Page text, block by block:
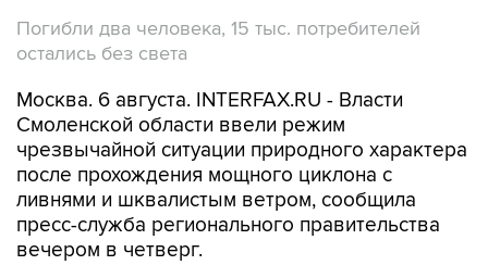
Погибли два человека, 15 тыс. потребителей
остались без света
Москва. 6 августа. INTERFAX.RU - Власти
Смоленской области ввели режим
чрезвычайной ситуации природного характера
после прохождения мощного циклона с
ливнями и шквалистым ветром, сообщила
пресс-служба регионального правительства
вечером в четверг.